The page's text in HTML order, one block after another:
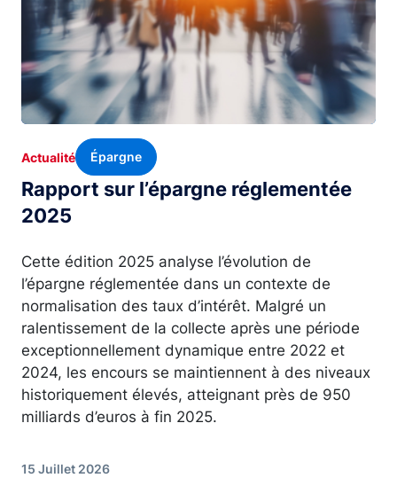
Rapport sur l’épargne réglementée
2025
Actualité Épargne
Cette édition 2025 analyse l’évolution de
l’épargne réglementée dans un contexte de
normalisation des taux d’intérêt. Malgré un
ralentissement de la collecte après une période
exceptionnellement dynamique entre 2022 et
2024, les encours se maintiennent à des niveaux
historiquement élevés, atteignant près de 950
milliards d’euros à fin 2025.
15 Juillet 2026